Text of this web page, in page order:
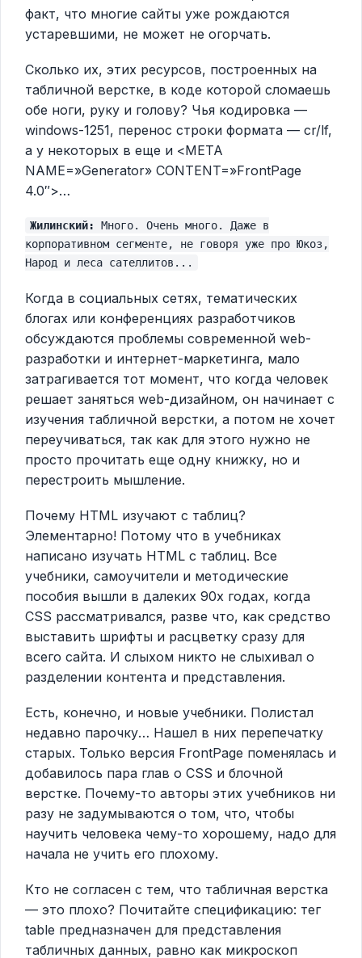
факт, что многие сайты уже рождаются
устаревшими, не может не огорчать.
Сколько их, этих ресурсов, построенных на
табличной верстке, в коде которой сломаешь
обе ноги, руку и голову? Чья кодировка —
windows-1251, перенос строки формата — cr/lf,
а у некоторых в еще и <META
NAME=»Generator» CONTENT=»FrontPage
4.0″>…
Жилинский:
Много. Очень много. Даже в
корпоративном сегменте, не говоря уже про Юкоз,
Народ и леса сателлитов...
Когда в социальных сетях, тематических
блогах или конференциях разработчиков
обсуждаются проблемы современной web-
разработки и интернет-маркетинга, мало
затрагивается тот момент, что когда человек
решает заняться web-дизайном, он начинает с
изучения табличной верстки, а потом не хочет
переучиваться, так как для этого нужно не
просто прочитать еще одну книжку, но и
перестроить мышление.
Почему HTML изучают с таблиц?
Элементарно! Потому что в учебниках
написано изучать HTML с таблиц. Все
учебники, самоучители и методические
пособия вышли в далеких 90х годах, когда
CSS рассматривался, разве что, как средство
выставить шрифты и расцветку сразу для
всего сайта. И слыхом никто не слыхивал о
разделении контента и представления.
Есть, конечно, и новые учебники. Полистал
недавно парочку… Нашел в них перепечатку
старых. Только версия FrontPage поменялась и
добавилось пара глав о CSS и блочной
верстке. Почему-то авторы этих учебников ни
разу не задумываются о том, что, чтобы
научить человека чему-то хорошему, надо для
начала не учить его плохому.
Кто не согласен с тем, что табличная верстка
— это плохо? Почитайте спецификацию: тег
table предназначен для представления
табличных данных, равно как микроскоп